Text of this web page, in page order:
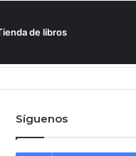
de libros
Síguenos